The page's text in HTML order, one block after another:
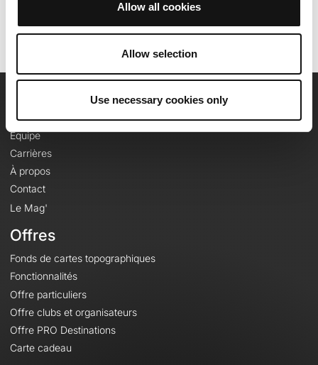
Allow all cookies
Allow selection
Use necessary cookies only
Equipe
Carrières
À propos
Contact
Le Mag'
Offres
Fonds de cartes topographiques
Fonctionnalités
Offre particuliers
Offre clubs et organisateurs
Offre PRO Destinations
Carte cadeau